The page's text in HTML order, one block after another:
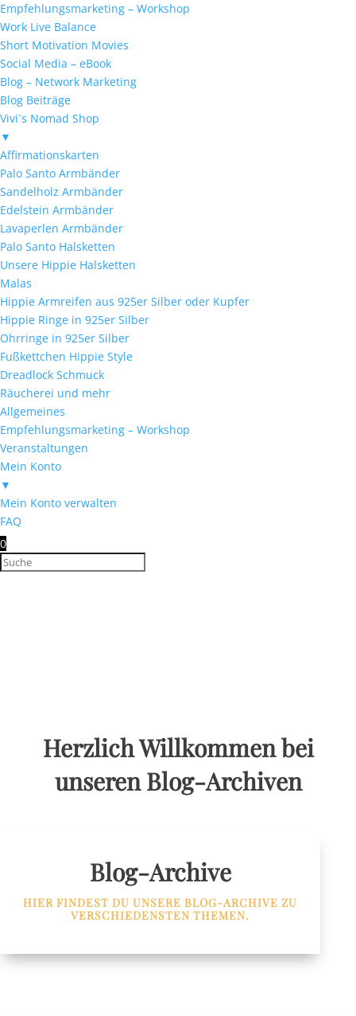
Empfehlungsmarketing – Workshop
Work Live Balance
Short Motivation Movies
Social Media – eBook
Blog – Network Marketing
Blog Beiträge
Vivi´s Nomad Shop
▼
Affirmationskarten
Palo Santo Armbänder
Sandelholz Armbänder
Edelstein Armbänder
Lavaperlen Armbänder
Palo Santo Halsketten
Unsere Hippie Halsketten
Malas
Hippie Armreifen aus 925er Silber oder Kupfer
Hippie Ringe in 925er Silber
Ohrringe in 925er Silber
Fußkettchen Hippie Style
Dreadlock Schmuck
Räucherei und mehr
Allgemeines
Empfehlungsmarketing – Workshop
Veranstaltungen
Mein Konto
▼
Mein Konto verwalten
FAQ
0
Herzlich Willkommen bei
unseren Blog-Archiven
Blog-Archive
HIER FINDEST DU UNSERE BLOG-ARCHIVE ZU
VERSCHIEDENSTEN THEMEN.